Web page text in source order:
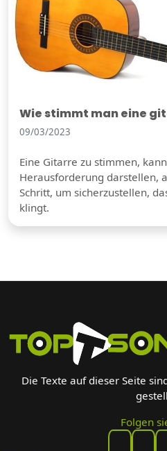
Wie stimmt man eine
09/03/2023
Eine Gitarre zu stimmen,
Herausforderung darstellen,
Schritt, um sicherzustellen,
klingt.
Die Texte auf dieser Seite
Folgen